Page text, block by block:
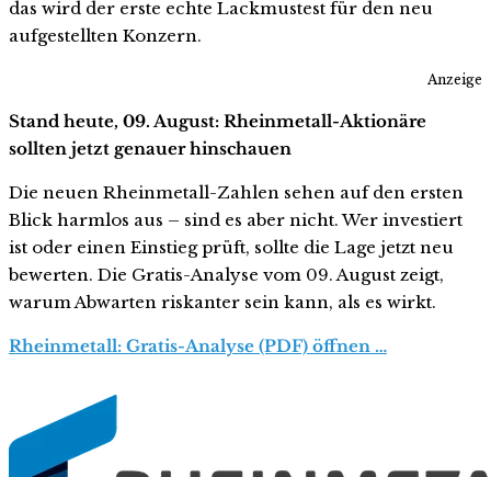
das wird der erste echte Lackmustest für den neu
aufgestellten Konzern.
Anzeige
Stand heute, 09. August: Rheinmetall-Aktionäre
sollten jetzt genauer hinschauen
Die neuen Rheinmetall-Zahlen sehen auf den ersten
Blick harmlos aus – sind es aber nicht. Wer investiert
ist oder einen Einstieg prüft, sollte die Lage jetzt neu
bewerten. Die Gratis-Analyse vom 09. August zeigt,
warum Abwarten riskanter sein kann, als es wirkt.
Rheinmetall: Gratis-Analyse (PDF) öffnen …